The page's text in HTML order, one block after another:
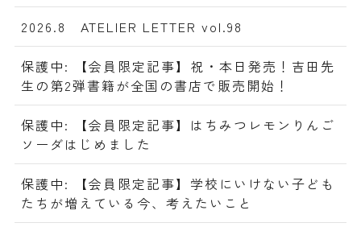
2026.8 ATELIER LETTER vol.98
保護中: 【会員限定記事】祝・本日発売！吉田先
生の第2弾書籍が全国の書店で販売開始！
保護中: 【会員限定記事】はちみつレモンりんご
ソーダはじめました
保護中: 【会員限定記事】学校にいけない子ども
たちが増えている今、考えたいこと